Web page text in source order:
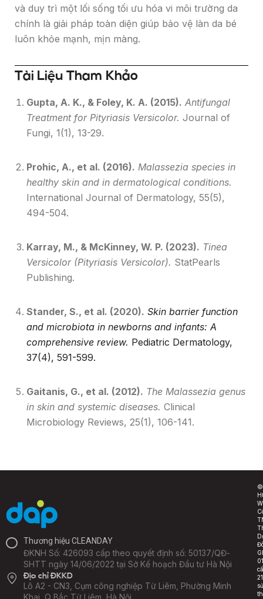
và duy trì một lối sống tối ưu hóa vi môi trường da
chính là giải pháp toàn diện giúp bảo vệ làn da bé
luôn khỏe mạnh, mịn màng.
Tài Liệu Tham Khảo
Gupta, A. K., & Foley, K. A. (2015). Antifungal
Treatment for Pityriasis Versicolor. Journal of
Fungi, 1(1), 13-29.
Prohic, A., et al. (2016). Malassezia species in
healthy skin and in dermatological conditions.
International Journal of Dermatology, 55(5),
494-504.
Karray, M., & McKinney, W. P. (2023). Tinea
Versicolor (Pityriasis Versicolor). StatPearls
Publishing.
Stander, S., et al. (2020). Skin barrier function
and microbiota in newborns and infants: A
comprehensive review. Pediatric Dermatology,
37(4), 591-599.
Gaitanis, G., et al. (2012). The Malassezia genus
in skin and systemic diseases. Clinical
Microbiology Reviews, 25(1), 106-141.
Thương hiệu CLEANDAY
ĐKNH Số: 426093 cấp theo quyết định số: 50137/QĐ-
SHTT ngày 14/06/2022 tại Sở Kế hoạch Đầu tư Hà Nội
Địa chỉ ĐKKD
Lô A2 - CN3, Cụm công nghiệp Từ Liêm, Phường Minh
©